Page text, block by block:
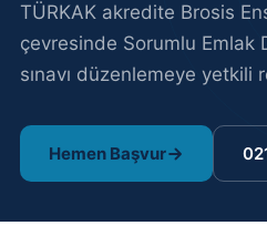
TÜRKAK akredite Brosis
çevresinde Sorumlu Emlak
sınavı düzenlemeye yetkili
Hemen Başvur